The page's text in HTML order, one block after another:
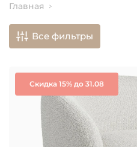
Главная
Все фильтры
Скидка 15% до 31.08